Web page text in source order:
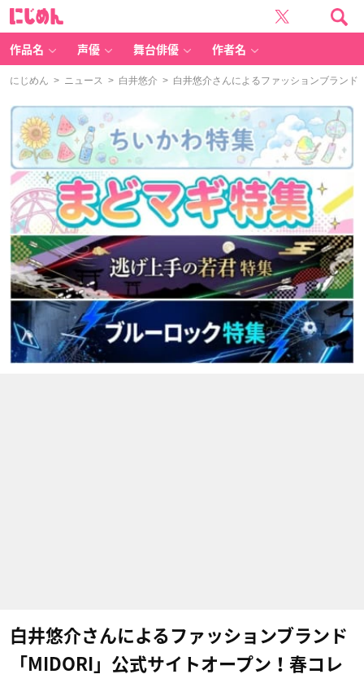
作品名 声優 舞台俳優 作者名
にじめん > ニュース > 白井悠介 > 白井悠介さんによるファッションブランド
白井悠介さんによるファッションブランド
「MIDORI」公式サイトオープン！春コレ